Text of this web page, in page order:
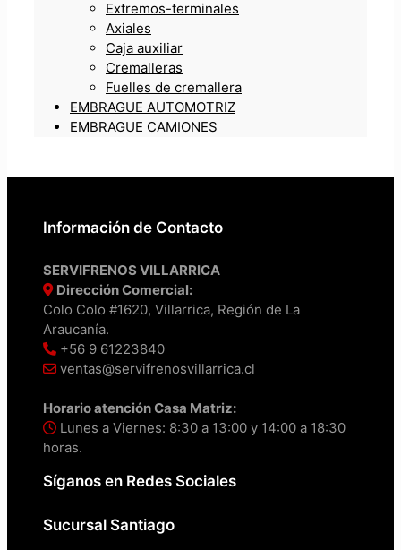
Extremos-terminales
Axiales
Caja auxiliar
Cremalleras
Fuelles de cremallera
EMBRAGUE AUTOMOTRIZ
EMBRAGUE CAMIONES
Información de Contacto
SERVIFRENOS VILLARRICA
Dirección Comercial:
Colo Colo #1620, Villarrica, Región de La
Araucanía.
+56 9 61223840
ventas@servifrenosvillarrica.cl
Horario atención Casa Matriz:
Lunes a Viernes: 8:30 a 13:00 y 14:00 a 18:30
horas.
Síganos en Redes Sociales
Sucursal Santiago